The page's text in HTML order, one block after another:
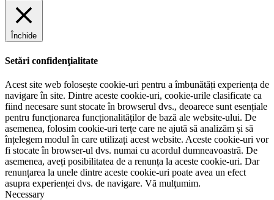
Închide
Setări confidenţialitate
Acest site web folosește cookie-uri pentru a îmbunătăți experiența de
navigare în site. Dintre aceste cookie-uri, cookie-urile clasificate ca
fiind necesare sunt stocate în browserul dvs., deoarece sunt esențiale
pentru funcționarea funcționalităților de bază ale website-ului. De
asemenea, folosim cookie-uri terțe care ne ajută să analizăm și să
înțelegem modul în care utilizați acest website. Aceste cookie-uri vor
fi stocate în browser-ul dvs. numai cu acordul dumneavoastră. De
asemenea, aveți posibilitatea de a renunța la aceste cookie-uri. Dar
renunțarea la unele dintre aceste cookie-uri poate avea un efect
asupra experienței dvs. de navigare. Vă mulţumim.
Necessary